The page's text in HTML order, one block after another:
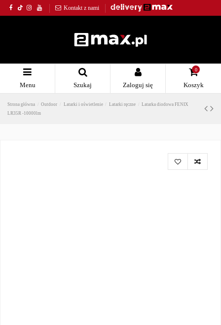
Kontakt z nami
Menu Szukaj Zaloguj się
0
Koszyk
Strona główna Outdoor Latarki i oświetlenie Latarki ręczne
Latarka diodowa FENIX
LR35R -10000lm